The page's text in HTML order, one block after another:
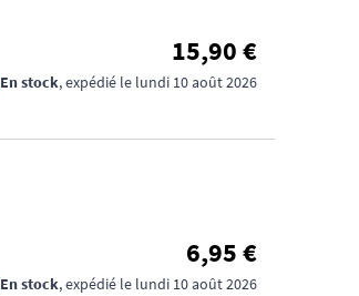
15,90 €
En stock, expédié le lundi 10 août 2026
6,95 €
En stock, expédié le lundi 10 août 2026